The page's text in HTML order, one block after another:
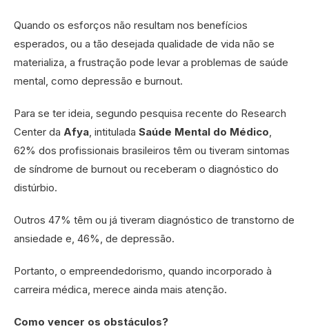
Quando os esforços não resultam nos benefícios
esperados, ou a tão desejada qualidade de vida não se
materializa, a frustração pode levar a problemas de saúde
mental, como depressão e burnout.
Para se ter ideia, segundo pesquisa recente do Research
Center da Afya , intitulada Saúde Mental do Médico
62% dos profissionais brasileiros têm ou tiveram sintomas
de síndrome de burnout ou receberam o diagnóstico do
distúrbio.
Outros 47% têm ou já tiveram diagnóstico de transtorno de
ansiedade e, 46%, de depressão.
Portanto, o empreendedorismo, quando incorporado à
carreira médica, merece ainda mais atenção.
Como vencer os obstáculos?